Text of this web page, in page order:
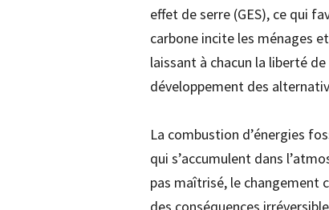
effet de serre (GES), ce qui
carbone incite les ménages
laissant à chacun la liberté
développement des
La combustion d’énergies
qui s’accumulent dans
pas maîtrisé, le changement
des conséquences